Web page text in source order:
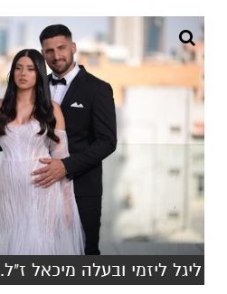
ליגל ליזמי ובעלה מיכאל
ליגל ליזמי, אשתו של
מאופקים